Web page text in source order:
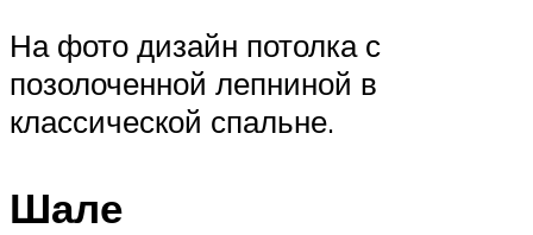
На фото дизайн потолка с
позолоченной лепниной в
классической спальне.
Шале